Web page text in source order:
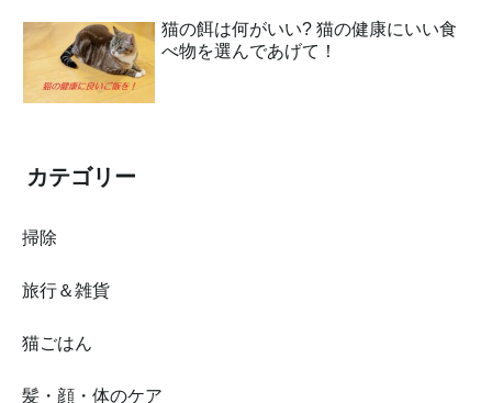
猫の餌は何がいい? 猫の健康にいい食
べ物を選んであげて！
カテゴリー
掃除
旅行＆雑貨
猫ごはん
髪・顔・体のケア